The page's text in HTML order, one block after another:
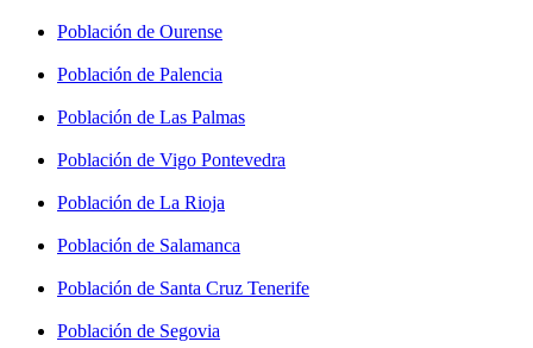
Población de Ourense
Población de Palencia
Población de Las Palmas
Población de Vigo Pontevedra
Población de La Rioja
Población de Salamanca
Población de Santa Cruz Tenerife
Población de Segovia